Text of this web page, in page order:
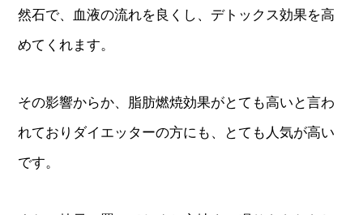
然石で、血液の流れを良くし、デトックス効果を高
めてくれます。
その影響からか、脂肪燃焼効果がとても高いと言わ
れておりダイエッターの方にも、とても人気が高い
です。